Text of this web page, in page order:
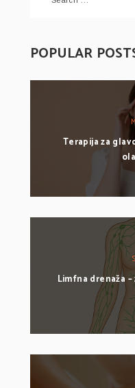
POPULAR
Terapija za
Limfna drenaža